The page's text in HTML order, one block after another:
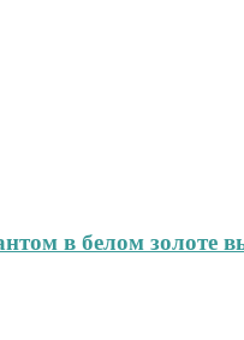
в белом золоте